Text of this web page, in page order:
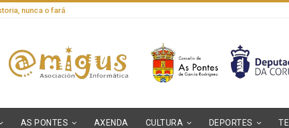
nunca o fará
AS PONTES AXENDA CULTURA DEPORTES